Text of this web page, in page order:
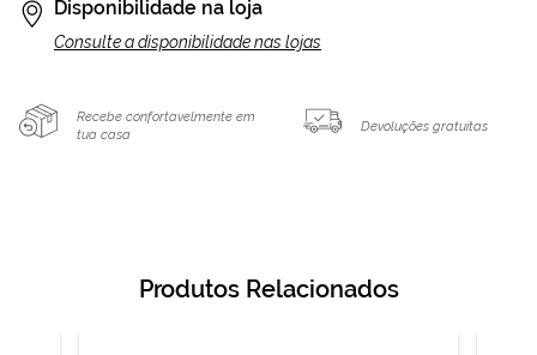
Disponibilidade na loja
Consulte a disponibilidade nas lojas
Recebe confortavelmente em
tua casa
Devoluções gratuitas
Produtos Relacionados